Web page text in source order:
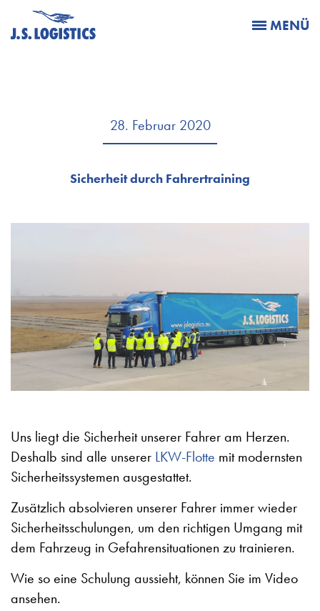
MENÜ
28. Februar 2020
Sicherheit durch Fahrertraining
Uns liegt die Sicherheit unserer Fahrer am Herzen.
Deshalb sind alle unserer LKW-Flotte mit modernsten
Sicherheitssystemen ausgestattet.
Zusätzlich absolvieren unserer Fahrer immer wieder
Sicherheitsschulungen, um den richtigen Umgang mit
dem Fahrzeug in Gefahrensituationen zu trainieren.
Wie so eine Schulung aussieht, können Sie im Video
ansehen.